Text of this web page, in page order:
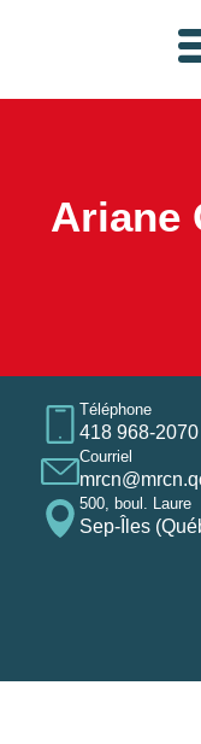
Ariane
Téléphone
418 968-2070
Courriel
500, boul. Laure
Sep-Îles